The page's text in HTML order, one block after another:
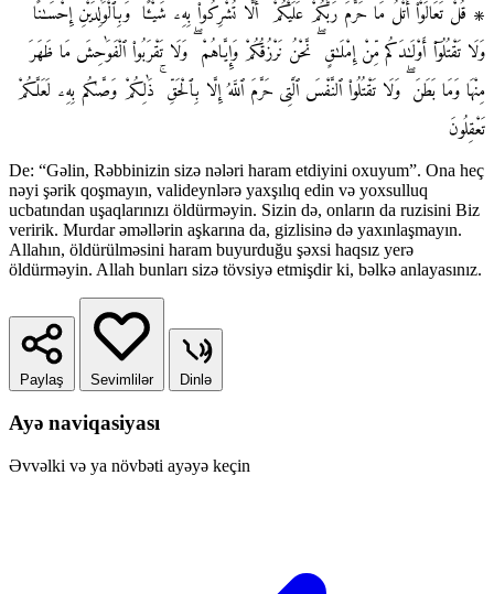
وَلَا تَقْتُلُوٓا۟ أَوْلَـٰدَكُم مِّنْ إِمْلَـٰقٍ ۖ نَّحْنُ نَرْزُقُكُمْ وَإِيَّاهُمْ ۖ وَلَا تَقْرَبُوا۟ ٱلْفَوَٰحِشَ مَا ظَهَرَ
مِنْهَا وَمَا بَطَنَ ۖ وَلَا تَقْتُلُوا۟ ٱلنَّفْسَ ٱلَّتِى حَرَّمَ ٱللَّهُ إِلَّا بِٱلْحَقِّ ۚ ذَٰلِكُمْ وَصَّىٰكُم بِهِۦ لَعَلَّكُمْ
تَعْقِلُونَ
De: “Gəlin, Rəbbinizin sizə nələri haram etdiyini oxuyum”. Ona heç
nəyi şərik qoşmayın, valideynlərə yaxşılıq edin və yoxsulluq
ucbatından uşaqlarınızı öldürməyin. Sizin də, onların da ruzisini Biz
veririk. Murdar əməllərin aşkarına da, gizlisinə də yaxınlaşmayın.
Allahın, öldürülməsini haram buyurduğu şəxsi haqsız yerə
öldürməyin. Allah bunları sizə tövsiyə etmişdir ki, bəlkə anlayasınız.
Paylaş Sevimlilər Dinlə
Ayə naviqasiyası
Əvvəlki və ya növbəti ayəyə keçin